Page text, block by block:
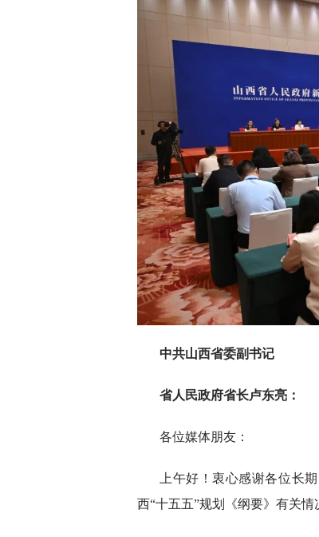
中共山西省委副书记
省人民政府省长卢东亮：
各位媒体朋友：
上午好！衷心感谢各位长
西“十五五”规划《纲要》有关情